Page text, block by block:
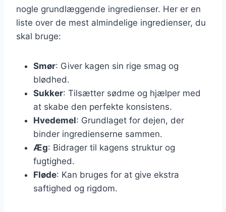
nogle grundlæggende ingredienser. Her er en
liste over de mest almindelige ingredienser, du
skal bruge:
Smør: Giver kagen sin rige smag og
blødhed.
Sukker: Tilsætter sødme og hjælper med
at skabe den perfekte konsistens.
Hvedemel: Grundlaget for dejen, der
binder ingredienserne sammen.
Æg: Bidrager til kagens struktur og
fugtighed.
Fløde: Kan bruges for at give ekstra
saftighed og rigdom.